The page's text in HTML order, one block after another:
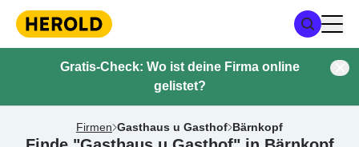
Gratis-Check: Wo ist deine Firma online
gelistet?
Firmen Gasthaus u Gasthof Bärnkopf